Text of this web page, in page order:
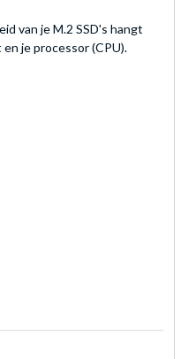
van je M.2 SSD's hangt
je processor (CPU).